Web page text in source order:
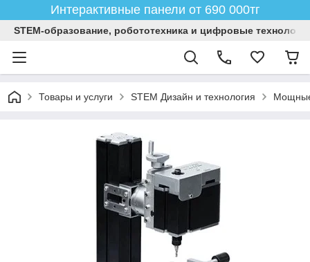
Интерактивные панели от 690 000тг
STEM-образование, робототехника и цифровые
Товары и услуги STEM Дизайн и технология